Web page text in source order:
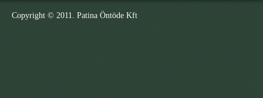
Copyright © 2011. Patina Öntöde Kft